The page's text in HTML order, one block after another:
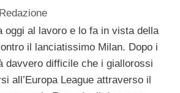
Redazione
oggi al lavoro e lo fa in vista della
il lanciatissimo Milan. Dopo i
davvero difficile che i giallorossi
all’Europa League attraverso il